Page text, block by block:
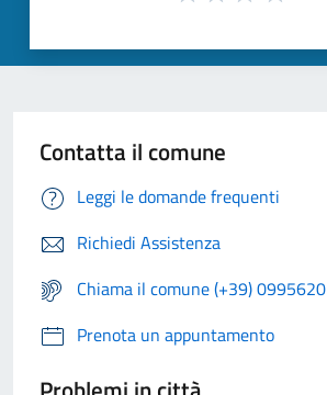
Contatta il comune
Leggi le domande frequenti
Richiedi Assistenza
Chiama il comune (+39) 0995620
Prenota un appuntamento